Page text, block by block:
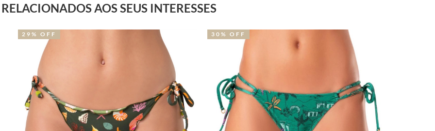
RELACIONADOS AOS SEUS INTERESSES
29% OFF 30% OFF